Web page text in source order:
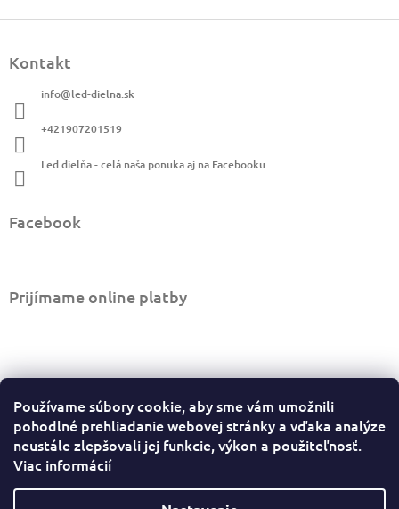
Používame súbory cookie, aby sme vám umožnili
pohodlné prehliadanie webovej stránky a vďaka analýze
neustále zlepšovali jej funkcie, výkon a použiteľnosť.
Viac informácií
Kontakt
info@led-dielna.sk
+421907201519
Led dielňa - celá naša ponuka aj na Facebooku
Facebook
Prijímame online platby
Informácie pre vás
Ako nakupovať
Obchodné podmienky
Podmienky ochrany osobných údajov